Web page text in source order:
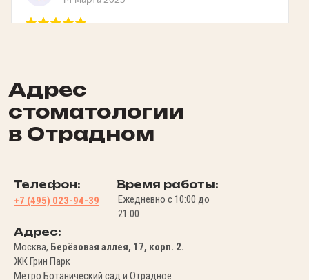
Адрес
стоматологии
в Отрадном
+7 (495) 023-94-39
Москва, Берёзовая аллея, 17, корп. 2.
ЖК Грин Парк
Метро Ботанический сад и Отрадное
Ежедневно с 10:00 до
21:00
Телефон:
Адрес:
Время работы: